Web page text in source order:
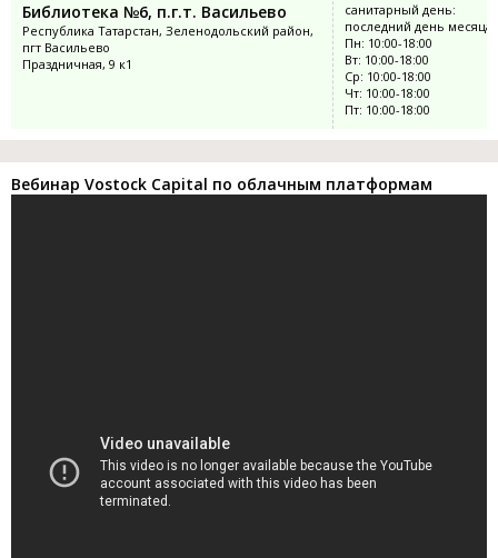
Библиотека №6, п.г.т. Васильево
Республика Татарстан, Зеленодольский район,
пгт Васильево
Праздничная, 9 к1
санитарный день:
последний день месяца
Пн: 10:00-18:00
Вт: 10:00-18:00
Ср: 10:00-18:00
Чт: 10:00-18:00
Пт: 10:00-18:00
Вебинар Vostock Capital по облачным платформам